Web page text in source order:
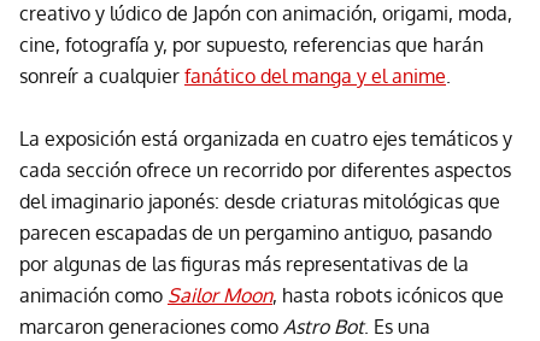
creativo y lúdico de Japón con animación, origami, moda,
cine, fotografía y, por supuesto, referencias que harán
sonreír a cualquier fanático del manga y el anime.
La exposición está organizada en cuatro ejes temáticos y
cada sección ofrece un recorrido por diferentes aspectos
del imaginario japonés: desde criaturas mitológicas que
parecen escapadas de un pergamino antiguo, pasando
por algunas de las figuras más representativas de la
animación como Sailor Moon, hasta robots icónicos que
marcaron generaciones como Astro Bot. Es una